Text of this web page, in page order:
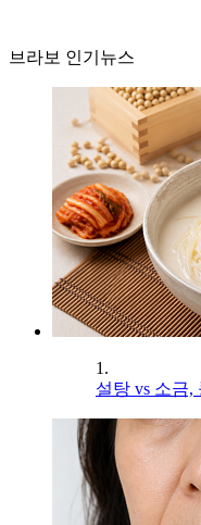
브라보 인기뉴스
1.
설탕 vs 소금,